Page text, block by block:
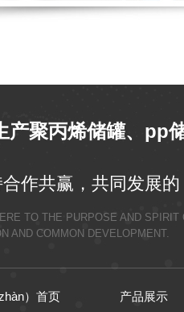
产聚丙烯储罐、pp
作共赢，共同发展的
TO THE PURPOSE AND SPIRIT
AND COMMON DEVELOPMENT.
）首页 产品展示